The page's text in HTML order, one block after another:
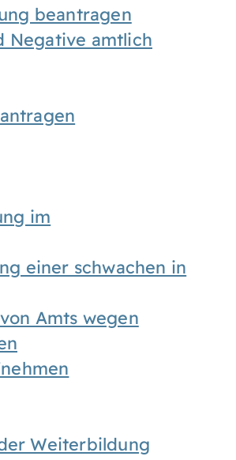
beantragen
Negative amtlich
im
einer schwachen in
Amts wegen
Weiterbildung